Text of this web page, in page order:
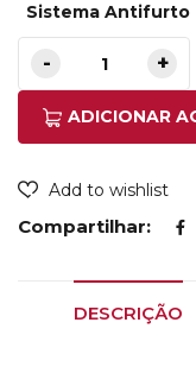
Sistema Antifurto
ADICIONAR
Add to wishlist
Compartilhar:
DESCRIÇÃO